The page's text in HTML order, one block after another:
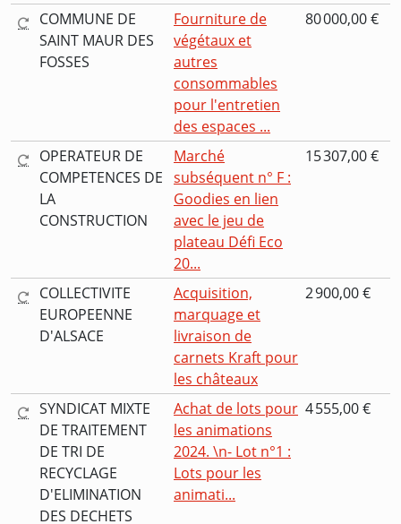
COMMUNE DE
SAINT MAUR DES
FOSSES
Fourniture de
végétaux et
autres
consommables
pour l'entretien
des espaces ...
80 000,00 €
OPERATEUR DE
COMPETENCES DE
LA
CONSTRUCTION
Marché
subséquent n° F :
Goodies en lien
avec le jeu de
plateau Défi Eco
20...
15 307,00 €
COLLECTIVITE
EUROPEENNE
D'ALSACE
Acquisition,
marquage et
livraison de
carnets Kraft pour
les châteaux
2 900,00 €
SYNDICAT MIXTE
DE TRAITEMENT
DE TRI DE
RECYCLAGE
D'ELIMINATION
DES DECHETS
Achat de lots pour
les animations
2024. \n- Lot n°1 :
Lots pour les
animati...
4 555,00 €